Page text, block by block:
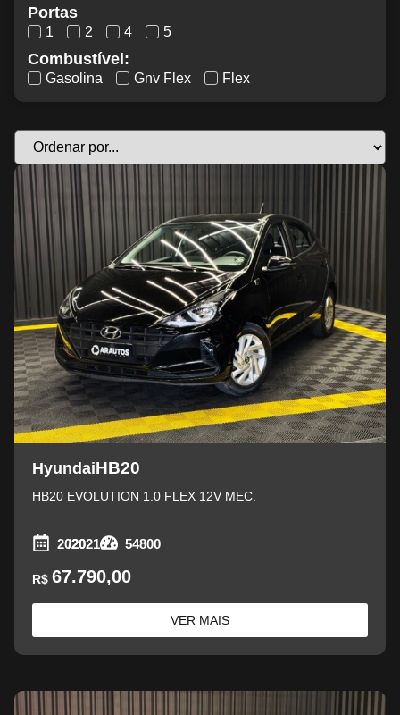
Portas
1 2 4 5
Combustível:
Gasolina Gnv Flex Flex
HyundaiHB20
HB20 EVOLUTION 1.0 FLEX 12V MEC.
2020
/2021 54800
R$67.790,00
VER MAIS